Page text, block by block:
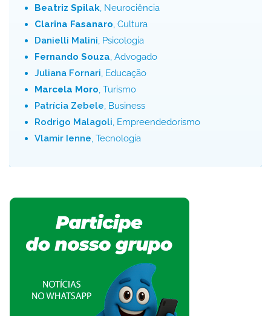
Beatriz Spilak, Neurociência
Clarina Fasanaro, Cultura
Danielli Malini, Psicologia
Fernando Souza, Advogado
Juliana Fornari, Educação
Marcela Moro, Turismo
Patrícia Zebele, Business
Rodrigo Malagoli, Empreendedorismo
Vlamir Ienne, Tecnologia